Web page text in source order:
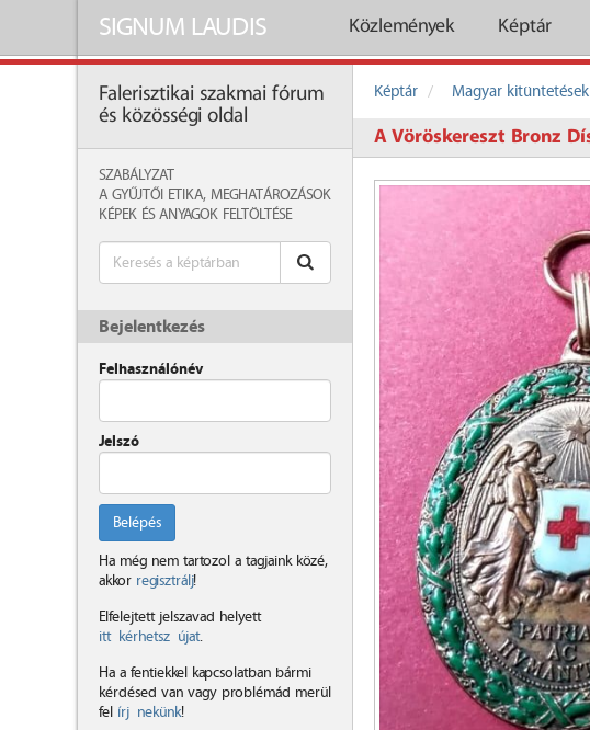
SIGNUM LAUDIS Közlemények Képtár
Falerisztikai szakmai fórum
és közösségi oldal
SZABÁLYZAT
A GYŰJTŐI ETIKA, MEGHATÁROZÁSOK
KÉPEK ÉS ANYAGOK FELTÖLTÉSE
Bejelentkezés
Felhasználónév
Jelszó
Belépés
Ha még nem tartozol a tagjaink közé,
akkor regisztrálj!
Elfelejtett jelszavad helyett
itt kérhetsz újat.
Ha a fentiekkel kapcsolatban bármi
kérdésed van vagy problémád merül
fel írj nekünk!
Képtár Magyar kitüntetések
A Vöröskereszt Bronz